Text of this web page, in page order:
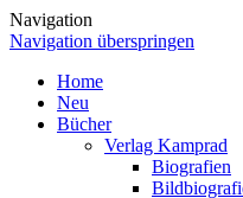
Navigation
Navigation überspringen
Home
Neu
Bücher
Verlag Kamprad
Biografien